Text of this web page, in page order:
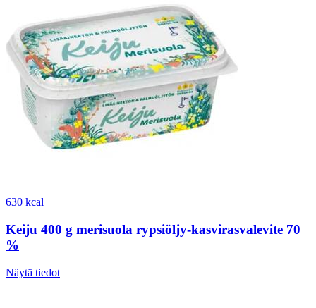
630 kcal
Keiju 400 g merisuola rypsiöljy-kasvirasvalevite 70
%
Näytä tiedot